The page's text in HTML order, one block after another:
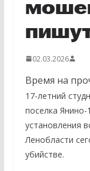
02.03.2026
Время на
17-летний
поселка Янино-1
установления
Ленобласти
убийстве.